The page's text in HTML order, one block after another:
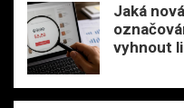
Jaká
vyhnout